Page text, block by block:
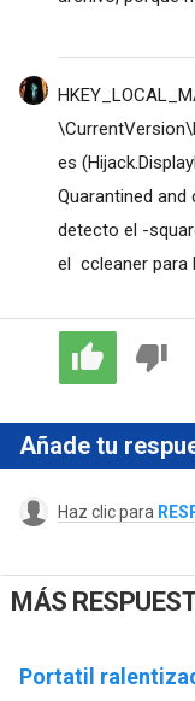
es
Quarantined and
detecto el -
el ccleaner para
Añade tu
Haz clic para
MÁS
Portatil